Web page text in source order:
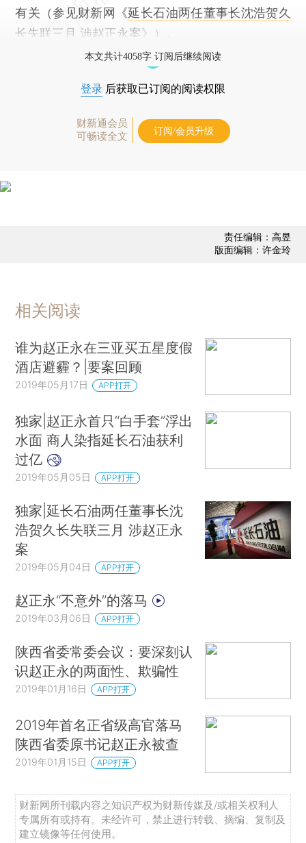
有关（参见财新网《延长石油两任董事长沈浩贺久
长失联三月 涉赵正永案》）。
本文共计4058字 订阅后继续阅读
登录 后获取已订阅的阅读权限
财新通会员
可畅读全文
订阅/会员升级
责任编辑：高昱
版面编辑：许金玲
相关阅读
谁为赵正永在三亚买五星度假
酒店避霾？|要案回顾
2019年05月17日 APP打开
独家|赵正永首只“白手套”浮出
水面 商人染指延长石油获利
过亿
2019年05月05日 APP打开
独家|延长石油两任董事长沈
浩贺久长失联三月 涉赵正永
案
2019年05月04日 APP打开
赵正永“不意外”的落马
2019年03月06日 APP打开
陕西省委常委会议：要深刻认
识赵正永的两面性、欺骗性
2019年01月16日 APP打开
2019年首名正省级高官落马
陕西省委原书记赵正永被查
2019年01月15日 APP打开
财新网所刊载内容之知识产权为财新传媒及/或相关权利人
专属所有或持有。未经许可，禁止进行转载、摘编、复制及
建立镜像等任何使用。